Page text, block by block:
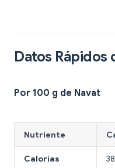
Datos
Por 100 g de Navat
Nutriente
Calorías